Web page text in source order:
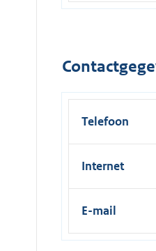
Telefoon
Internet
E-mail